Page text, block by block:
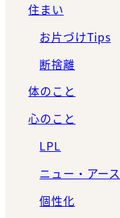
住まい
お片づけTips
断捨離
体のこと
心のこと
LPL
ニュー・アース
個性化